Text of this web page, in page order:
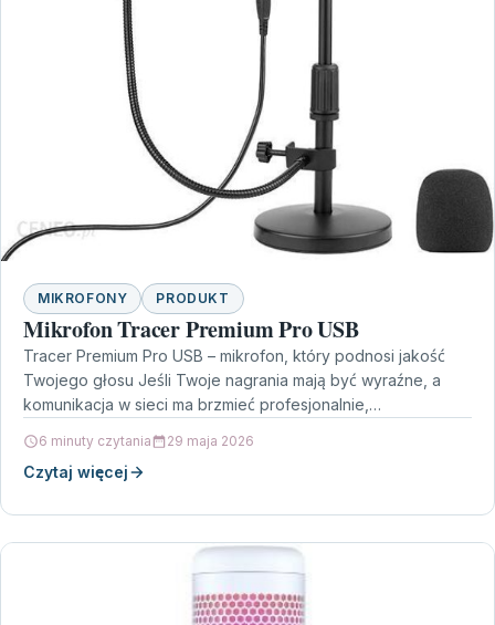
MIKROFONY PRODUKT
Mikrofon Tracer Premium Pro USB
Tracer Premium Pro USB – mikrofon, który podnosi jakość
Twojego głosu Jeśli Twoje nagrania mają być wyraźne, a
komunikacja w sieci ma brzmieć profesjonalnie,…
6 minuty czytania 29 maja 2026
Czytaj więcej